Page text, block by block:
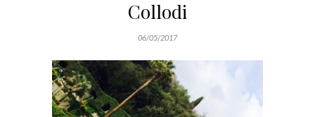
Collodi
06/05/2017